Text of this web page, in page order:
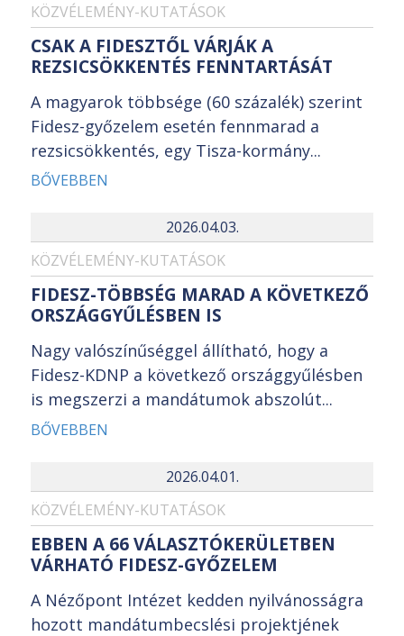
KÖZVÉLEMÉNY-KUTATÁSOK
CSAK A FIDESZTŐL VÁRJÁK A
REZSICSÖKKENTÉS FENNTARTÁSÁT
A magyarok többsége (60 százalék) szerint
Fidesz-győzelem esetén fennmarad a
rezsicsökkentés, egy Tisza-kormány...
BŐVEBBEN
2026.04.03.
KÖZVÉLEMÉNY-KUTATÁSOK
FIDESZ-TÖBBSÉG MARAD A KÖVETKEZŐ
ORSZÁGGYŰLÉSBEN IS
Nagy valószínűséggel állítható, hogy a
Fidesz-KDNP a következő országgyűlésben
is megszerzi a mandátumok abszolút...
BŐVEBBEN
2026.04.01.
KÖZVÉLEMÉNY-KUTATÁSOK
EBBEN A 66 VÁLASZTÓKERÜLETBEN
VÁRHATÓ FIDESZ-GYŐZELEM
A Nézőpont Intézet kedden nyilvánosságra
hozott mandátumbecslési projektjének